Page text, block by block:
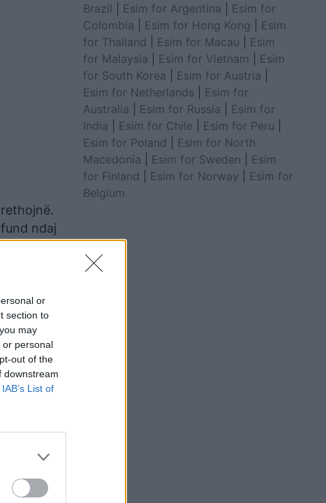
or
section to
may
or personal
out of the
downstream
IAB’s List of
ndaj
punë
shkelni
e
të
merreni
dhe do
situata
Brazil
Esim for Argentina
Esim for
Colombia
Esim for Hong Kong
Esim
for Thailand
Esim for Macau
Esim
for Malaysia
Esim for Vietnam
Esim
for South Korea
Esim for Austria
Esim for Netherlands
Esim for
Australia
Esim for Russia
Esim for
India
Esim for Chile Esim for Peru
Esim for Poland
Esim for North
Macedonia
Esim for Sweden
Esim
for Finland
Esim for Norway
Esim for
Belgium